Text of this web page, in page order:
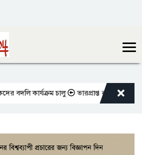
কার্যক্রম চালু ভারপ্রাপ্ত রাষ্ট্রপতিকে